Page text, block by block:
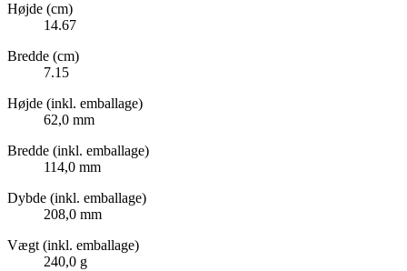
Højde (cm)
14.67
Bredde (cm)
7.15
Højde (inkl. emballage)
62,0 mm
Bredde (inkl. emballage)
114,0 mm
Dybde (inkl. emballage)
208,0 mm
Vægt (inkl. emballage)
240,0 g